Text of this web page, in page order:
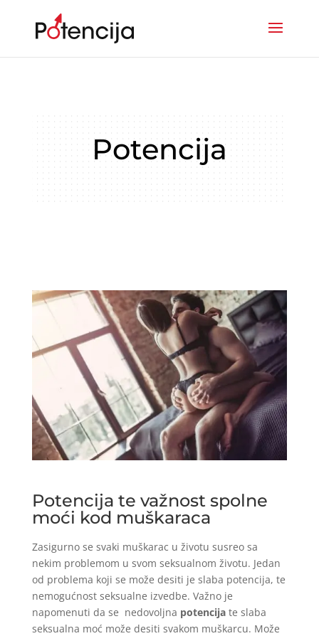
Potencija
Potencija te važnost spolne
moći kod muškaraca
Zasigurno se svaki muškarac u životu susreo sa
nekim problemom u svom seksualnom životu. Jedan
od problema koji se može desiti je slaba potencija, te
nemogućnost seksualne izvedbe. Važno je
napomenuti da se nedovoljna potencijate slaba
seksualna moć može desiti svakom muškarcu. Može